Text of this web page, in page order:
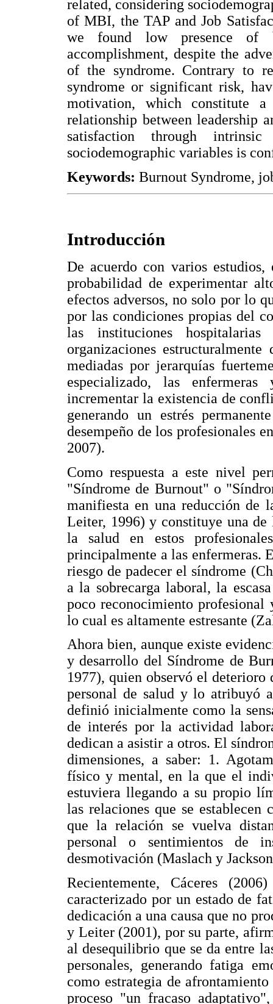
related, considering
of MBI, the TAP and Job
we found low presence of
accomplishment, despite the
of the syndrome. Contrary to
syndrome or significant risk,
motivation, which constitute
relationship between leadership
satisfaction through
sociodemographic variables is
Keywords: Burnout Syndrome,
Introducción
De acuerdo con varios
probabilidad de experimentar
efectos adversos, no solo por lo
por las condiciones propias del
las instituciones
organizaciones
mediadas por jerarquías
especializado, las
incrementar la existencia de
generando un estrés
desempeño de los profesionales
2007).
Como respuesta a este nivel
"Síndrome de Burnout" o
manifiesta en una reducción de
Leiter, 1996) y constituye una de
la salud en estos
principalmente a las enfermeras.
riesgo de padecer el síndrome
a la sobrecarga laboral, la
poco reconocimiento
lo cual es altamente estresante
Ahora bien, aunque existe
y desarrollo del Síndrome de
1977), quien observó el
personal de salud y lo atribuyó
definió inicialmente como la
de interés por la actividad
dedican a asistir a otros. El
dimensiones, a saber: 1.
físico y mental, en la que el
estuviera llegando a su propio
las relaciones que se establecen
que la relación se vuelva
personal o sentimientos de
desmotivación (Maslach y
Recientemente, Cáceres
caracterizado por un estado de
dedicación a una causa que no
y Leiter (2001), por su parte,
al desequilibrio que se da entre
personales, generando fatiga
como estrategia de
proceso "un fracaso